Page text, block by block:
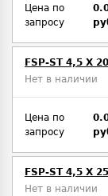
Цена по
запросу
FSP-ST 4,5 X
Нет в наличии
Цена по
запросу
FSP-ST 4,5 X
Нет в наличии